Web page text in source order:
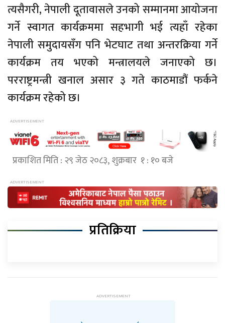
त्यसैगरी, नेपाली दूतावासले उनको सम्मानमा आयोजना
गर्ने स्वागत कार्यक्रममा सहभागी भई त्यहाँ रहेका
नेपाली समुदायसँग पनि भेटघाट तथा अन्तरक्रिया गर्ने
कार्यक्रम तय भएको मन्त्रालयले जनाएको छ।
परराष्ट्रमन्त्री खनाल असार ३ गते काठमाडौं फर्कने
कार्यक्रम रहेको छ।
प्रकाशित मिति : २९ जेठ २०८३, शुक्रबार १ : १० बजे
प्रतिक्रिया